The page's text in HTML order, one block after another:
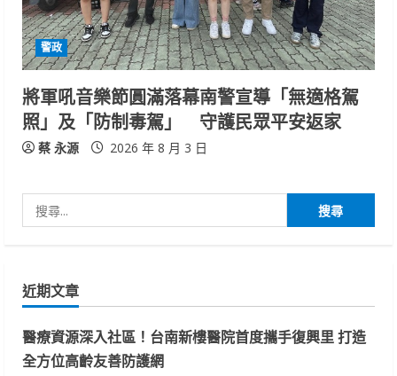
警政
將軍吼音樂節圓滿落幕南警宣導「無適格駕
照」及「防制毒駕」 守護民眾平安返家
蔡 永源 2026 年 8 月 3 日
尋
字:
近期文章
醫療資源深入社區！台南新樓醫院首度攜手復興里 打造
全方位高齡友善防護網